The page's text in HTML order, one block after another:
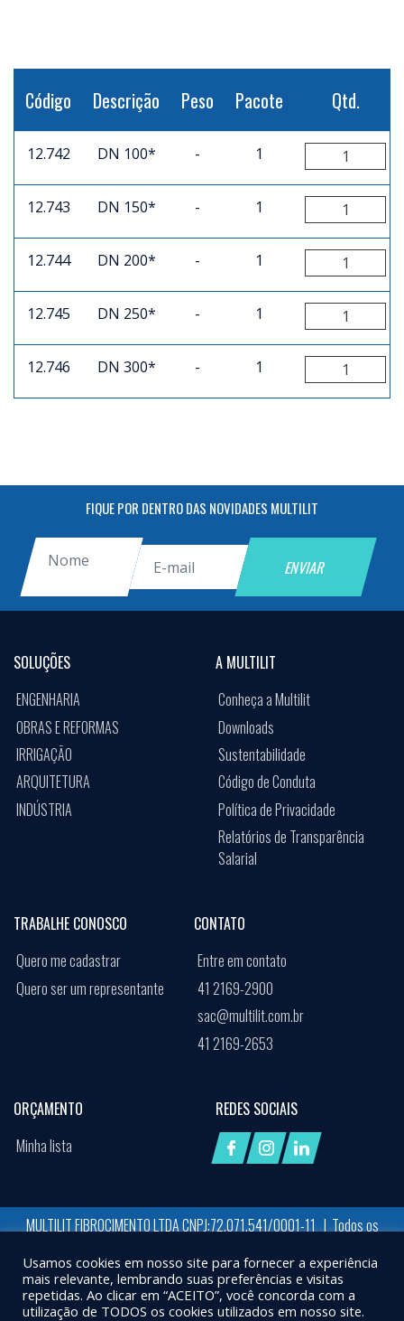
Código Descrição Peso Pacote Qtd.
12.742 DN 100* - 1
12.743 DN 150* - 1
12.744 DN 200* - 1
12.745 DN 250* - 1
12.746 DN 300* - 1
FIQUE POR DENTRO DAS NOVIDADES MULTILIT
SOLUÇÕES
ENGENHARIA
OBRAS E REFORMAS
IRRIGAÇÃO
ARQUITETURA
INDÚSTRIA
A MULTILIT
Conheça a Multilit
Downloads
Sustentabilidade
Código de Conduta
Política de Privacidade
Relatórios de Transparência
Salarial
ORÇAMENTO
Minha lista
TRABALHE CONOSCO
Quero me cadastrar
Quero ser um representante
CONTATO
Entre em contato
41 2169-2900
sac@multilit.com.br
41 2169-2653
REDES SOCIAIS
MULTILIT FIBROCIMENTO LTDA CNPJ:72.071.541/0001-11 | Todos os
Desenvolvido por:Job Space
UTILIZAMOS COOKIES PARA GARANTIR QUE VOCÊ TENHA A MELHOR EXPERIÊNCIA EM
Usamos cookies em nosso site para fornecer a experiência
mais relevante, lembrando suas preferências e visitas
repetidas. Ao clicar em “ACEITO”, você concorda com a
utilização de TODOS os cookies utilizados em nosso site.